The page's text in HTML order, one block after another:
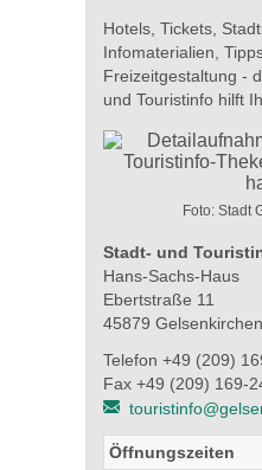
Hotels, Tickets,
Infomaterialien,
Freizeitgestaltung -
und Touristinfo hilft
Foto: Stadt
Stadt- und
Hans-Sachs-Haus
Ebertstraße 11
45879 Gelsenkirchen
Telefon +49 (209)
Fax +49 (209) 169-
Öffnungszeiten